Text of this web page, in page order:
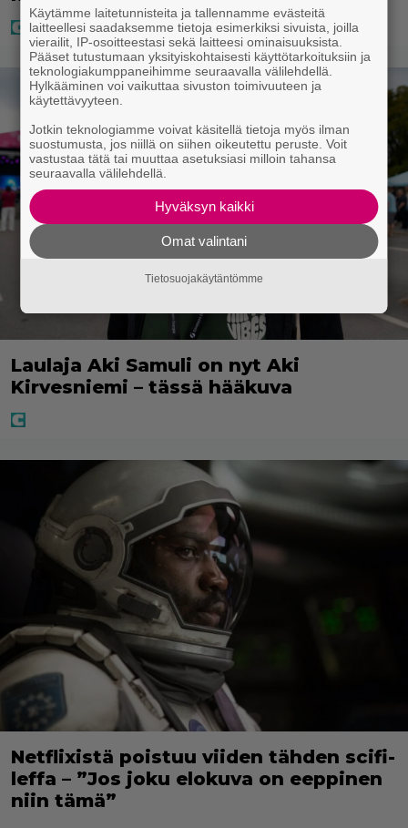
Laulaja Aki Samuli on nyt Aki
Kirvesniemi – tässä hääkuva
Netflixistä poistuu viiden tähden scifi-
leffa – ”Jos joku elokuva on eeppinen
niin tämä”
Käytämme laitetunnisteita ja tallennamme evästeitä
laitteellesi saadaksemme tietoja esimerkiksi sivuista, joilla
vierailit, IP-osoitteestasi sekä laitteesi ominaisuuksista.
Pääset tutustumaan yksityiskohtaisesti käyttötarkoituksiin ja
teknologiakumppaneihimme seuraavalla välilehdellä.
Hylkääminen voi vaikuttaa sivuston toimivuuteen ja
käytettävyyteen.
Jotkin teknologiamme voivat käsitellä tietoja myös ilman
suostumusta, jos niillä on siihen oikeutettu peruste. Voit
vastustaa tätä tai muuttaa asetuksiasi milloin tahansa
seuraavalla välilehdellä.
Hyväksyn kaikki
Omat valintani
Tietosuojakäytäntömme